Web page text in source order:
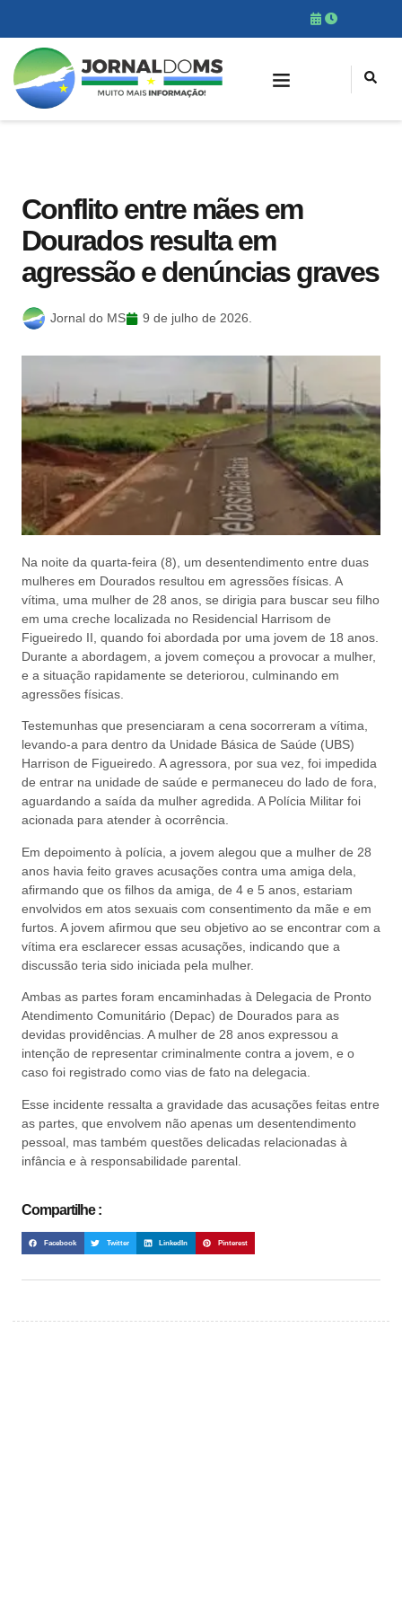
Conflito entre mães em
Dourados resulta em
agressão e denúncias graves
Jornal do MS 9 de julho de 2026.
Na noite da quarta-feira (8), um desentendimento entre duas
mulheres em Dourados resultou em agressões físicas. A
vítima, uma mulher de 28 anos, se dirigia para buscar seu filho
em uma creche localizada no Residencial Harrisom de
Figueiredo II, quando foi abordada por uma jovem de 18 anos.
Durante a abordagem, a jovem começou a provocar a mulher,
e a situação rapidamente se deteriorou, culminando em
agressões físicas.
Testemunhas que presenciaram a cena socorreram a vítima,
levando-a para dentro da Unidade Básica de Saúde (UBS)
Harrison de Figueiredo. A agressora, por sua vez, foi impedida
de entrar na unidade de saúde e permaneceu do lado de fora,
aguardando a saída da mulher agredida. A Polícia Militar foi
acionada para atender à ocorrência.
Em depoimento à polícia, a jovem alegou que a mulher de 28
anos havia feito graves acusações contra uma amiga dela,
afirmando que os filhos da amiga, de 4 e 5 anos, estariam
envolvidos em atos sexuais com consentimento da mãe e em
furtos. A jovem afirmou que seu objetivo ao se encontrar com a
vítima era esclarecer essas acusações, indicando que a
discussão teria sido iniciada pela mulher.
Ambas as partes foram encaminhadas à Delegacia de Pronto
Atendimento Comunitário (Depac) de Dourados para as
devidas providências. A mulher de 28 anos expressou a
intenção de representar criminalmente contra a jovem, e o
caso foi registrado como vias de fato na delegacia.
Esse incidente ressalta a gravidade das acusações feitas entre
as partes, que envolvem não apenas um desentendimento
pessoal, mas também questões delicadas relacionadas à
infância e à responsabilidade parental.
Compartilhe :
Facebook Twitter LinkedIn Pinterest